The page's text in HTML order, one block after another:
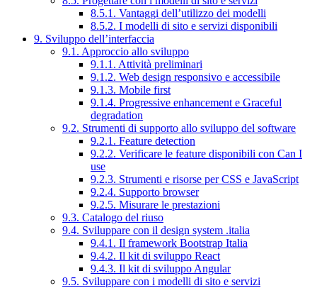
8.5.1. Vantaggi dell’utilizzo dei modelli
8.5.2. I modelli di sito e servizi disponibili
9. Sviluppo dell’interfaccia
9.1. Approccio allo sviluppo
9.1.1. Attività preliminari
9.1.2. Web design responsivo e accessibile
9.1.3. Mobile first
9.1.4. Progressive enhancement e Graceful
degradation
9.2. Strumenti di supporto allo sviluppo del software
9.2.1. Feature detection
9.2.2. Verificare le feature disponibili con Can I
use
9.2.3. Strumenti e risorse per CSS e JavaScript
9.2.4. Supporto browser
9.2.5. Misurare le prestazioni
9.3. Catalogo del riuso
9.4. Sviluppare con il design system .italia
9.4.1. Il framework Bootstrap Italia
9.4.2. Il kit di sviluppo React
9.4.3. Il kit di sviluppo Angular
9.5. Sviluppare con i modelli di sito e servizi